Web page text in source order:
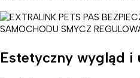
Estetyczny wygląd i